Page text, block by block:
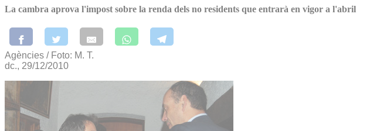
La cambra aprova l'impost sobre la renda dels no residents que entrarà en vigor a l'abril
Agències / Foto: M. T.
dc., 29/12/2010